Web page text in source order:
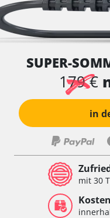
SUPER-
179 €
in
mit 30